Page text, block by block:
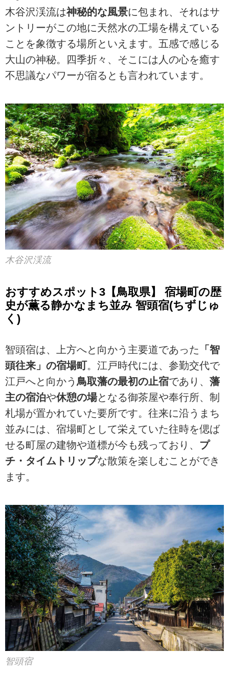
木谷沢渓流は神秘的な風景に包まれ、それはサ
ントリーがこの地に天然水の工場を構えている
ことを象徴する場所といえます。五感で感じる
大山の神秘。四季折々、そこには人の心を癒す
不思議なパワーが宿るとも言われています。
木谷沢渓流
おすすめスポット3【鳥取県】 宿場町の歴
史が薫る静かなまち並み 智頭宿(ちずじゅ
く)
智頭宿は、上方へと向かう主要道であった 「智
頭往来」の宿場町。江戸時代には、参勤交代で
江戸へと向かう 鳥取藩の最初の止宿であり、 藩
主の宿泊や休憩の場となる御茶屋や奉行所、制
札場が置かれていた要所です。往来に沿うまち
並みには、宿場町として栄えていた往時を偲ば
せる町屋の建物や道標が今も残っており、 プ
チ・タイムトリップな散策を楽しむことができ
ます。
智頭宿